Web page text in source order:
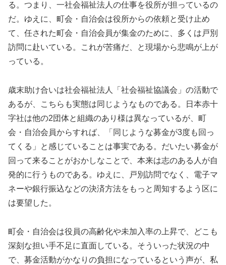
る。つまり、一社会福祉法人の仕事を役所が担っているの
だ。ゆえに、町会・自治会は役所からの依頼と受け止め
て、任された町会・自治会員が集金のために、多くは戸別
訪問に赴いている。これが苦痛だ、と現場から悲鳴が上が
っている。
歳末助け合いは社会福祉法人「社会福祉協議会」の活動で
あるが、こちらも実態は同じようなものである。日本赤十
字社は他の2団体と組織のあり様は異なっているが、町
会・自治会員からすれば、「同じような募金が3度も回っ
てくる」と感じていることは事実である。だいたい募金が
回って来ることがおかしなことで、本来は志のある人が自
発的に行うものである。ゆえに、戸別訪問でなく、電子マ
ネーや銀行振込などの決済方法をもっと周知するよう区に
は要望した。
町会・自治会は役員の高齢化や未加入率の上昇で、どこも
深刻な担い手不足に直面している。そういった状況の中
で、募金活動がかなりの負担になっているという声が、私